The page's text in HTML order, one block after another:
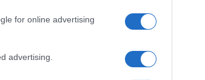
for online advertising
advertising.